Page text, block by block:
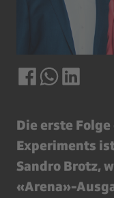
Die erste
Experiments
Sandro Brotz,
«Arena»-